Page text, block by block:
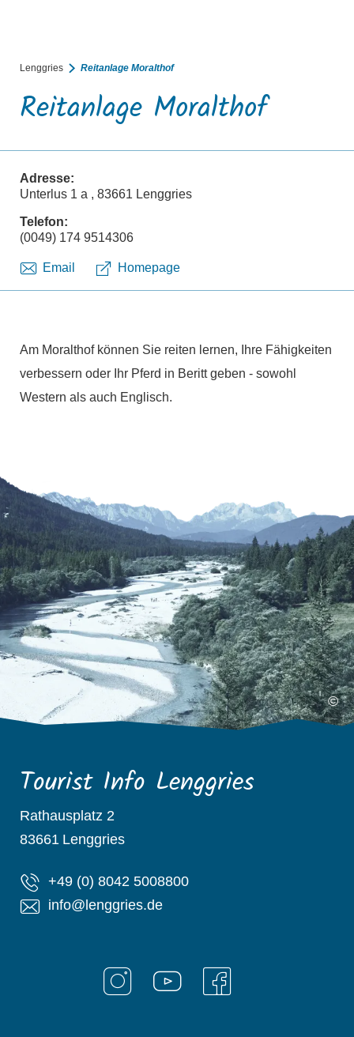
Lenggries Reitanlage Moralthof
Reitanlage Moralthof
Adresse:
Unterlus 1 a , 83661 Lenggries
Telefon:
(0049) 174 9514306
Email Homepage
Am Moralthof können Sie reiten lernen, Ihre Fähigkeiten
verbessern oder Ihr Pferd in Beritt geben - sowohl
Western als auch Englisch.
©
Tourist Info Lenggries
Rathausplatz 2
83661 Lenggries
+49 (0) 8042 5008800
info@lenggries.de